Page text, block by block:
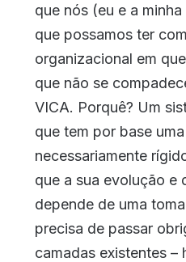
que nós (eu e a
que possamos ter
organizacional em
que não se
VICA. Porquê? Um
que tem por base
necessariamente
que a sua evolução e
depende de uma
precisa de passar
camadas existentes –